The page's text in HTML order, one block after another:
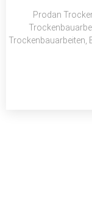
Prodan
Trockenbauarbeiten,